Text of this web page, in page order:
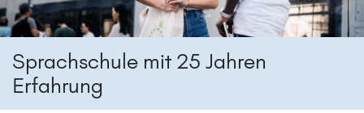
Sprachschule mit 25 Jahren
Erfahrung